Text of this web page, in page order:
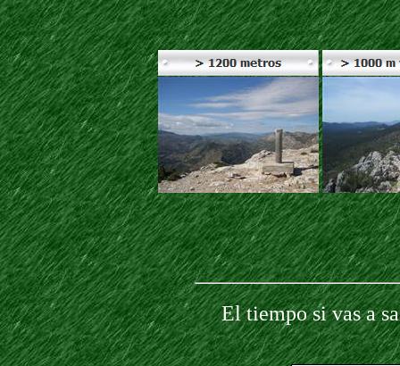
El tiempo si vas a